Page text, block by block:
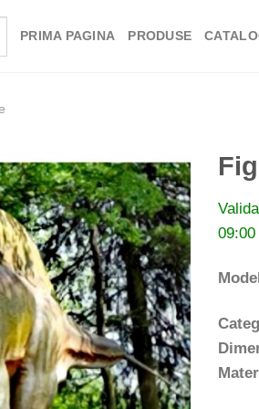
PRIMA PAGINA PRODUSE
09:00